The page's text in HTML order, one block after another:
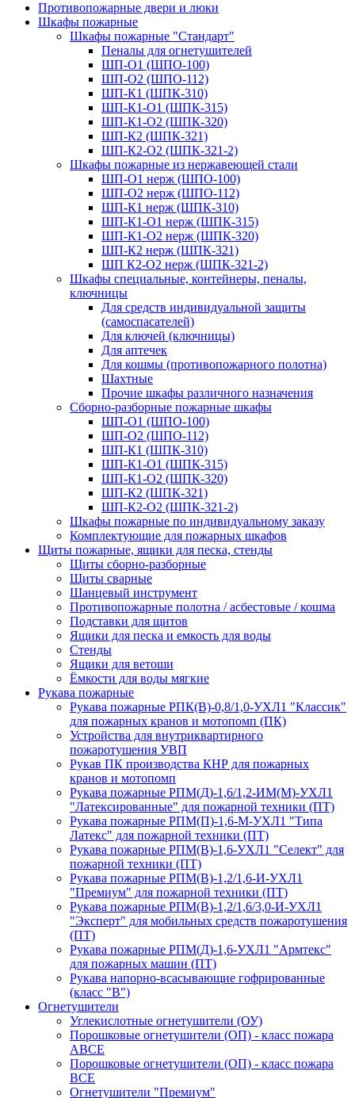
Противопожарные двери и люки
Шкафы пожарные
Шкафы пожарные "Стандарт"
Пеналы для огнетушителей
ШП-О1 (ШПО-100)
ШП-О2 (ШПО-112)
ШП-К1 (ШПК-310)
ШП-К1-О1 (ШПК-315)
ШП-К1-О2 (ШПК-320)
ШП-К2 (ШПК-321)
ШП-К2-О2 (ШПК-321-2)
Шкафы пожарные из нержавеющей стали
ШП-О1 нерж (ШПО-100)
ШП-О2 нерж (ШПО-112)
ШП-К1 нерж (ШПК-310)
ШП-К1-О1 нерж (ШПК-315)
ШП-К1-О2 нерж (ШПК-320)
ШП-К2 нерж (ШПК-321)
ШП К2-О2 нерж (ШПК-321-2)
Шкафы специальные, контейнеры, пеналы,
ключницы
Для средств индивидуальной защиты
(самоспасателей)
Для ключей (ключницы)
Для аптечек
Для кошмы (противопожарного полотна)
Шахтные
Прочие шкафы различного назначения
Сборно-разборные пожарные шкафы
ШП-О1 (ШПО-100)
ШП-О2 (ШПО-112)
ШП-К1 (ШПК-310)
ШП-К1-О1 (ШПК-315)
ШП-К1-О2 (ШПК-320)
ШП-К2 (ШПК-321)
ШП-К2-О2 (ШПК-321-2)
Шкафы пожарные по индивидуальному заказу
Комплектующие для пожарных шкафов
Щиты пожарные, ящики для песка, стенды
Щиты сборно-разборные
Щиты сварные
Шанцевый инструмент
Противопожарные полотна / асбестовые / кошма
Подставки для щитов
Ящики для песка и емкость для воды
Стенды
Ящики для ветоши
Ёмкости для воды мягкие
Рукава пожарные
Рукава пожарные РПК(В)-0,8/1,0-УХЛ1 "Классик"
для пожарных кранов и мотопомп (ПК)
Устройства для внутриквартирного
пожаротушения УВП
Рукав ПК производства КНР для пожарных
кранов и мотопомп
Рукава пожарные РПМ(Д)-1,6/1,2-ИМ(M)-УХЛ1
"Латексированные" для пожарной техники (ПТ)
Рукава пожарные РПМ(П)-1,6-М-УХЛ1 "Типа
Латекс" для пожарной техники (ПТ)
Рукава пожарные РПМ(В)-1,6-УХЛ1 "Селект" для
пожарной техники (ПТ)
Рукава пожарные РПМ(В)-1,2/1,6-И-УХЛ1
"Премиум" для пожарной техники (ПТ)
Рукава пожарные РПМ(В)-1,2/1,6/3,0-И-УХЛ1
"Эксперт" для мобильных средств пожаротушения
(ПТ)
Рукава пожарные РПМ(Д)-1,6-УХЛ1 "Армтекс"
для пожарных машин (ПТ)
Рукава напорно-всасывающие гофрированные
(класс "В")
Огнетушители
Углекислотные огнетушители (ОУ)
Порошковые огнетушители (ОП) - класс пожара
АВСЕ
Порошковые огнетушители (ОП) - класс пожара
ВСЕ
Огнетушители "Премиум"